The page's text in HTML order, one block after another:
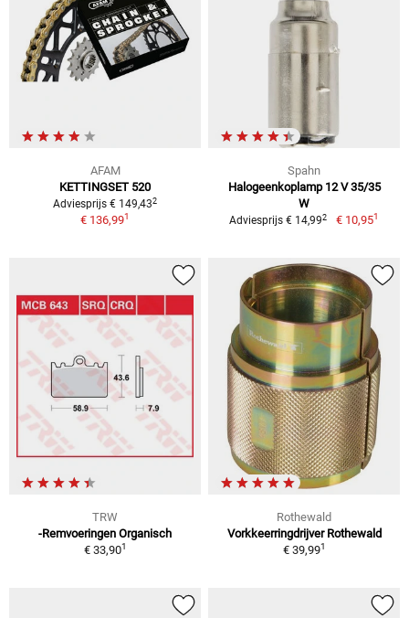
AFAM
KETTINGSET 520
Adviesprijs € 149,432
€ 136,991
Spahn
Halogeenkoplamp 12 V 35/35
W
Adviesprijs € 14,992 € 10,951
TRW
-Remvoeringen Organisch
€ 33,901
Rothewald
Vorkkeerringdrijver Rothewald
€ 39,991